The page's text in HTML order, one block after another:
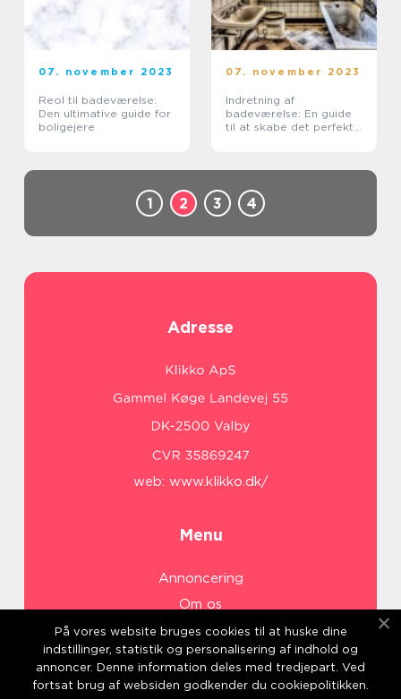
07. november 2023
Reol til badeværelse:
Den ultimative guide for
boligejere
07. november 2023
Indretning af
badeværelse: En guide
til at skabe det perfekte
1 2 3 4
Adresse
web: www.klikko.dk/
Menu
Annoncering
Om os
Cookies
Kontakt os
Sitemap
På vores website bruges cookies til at huske dine
indstillinger, statistik og personalisering af indhold og
annoncer. Denne information deles med tredjepart. Ved
fortsat brug af websiden godkender du cookiepolitikken.